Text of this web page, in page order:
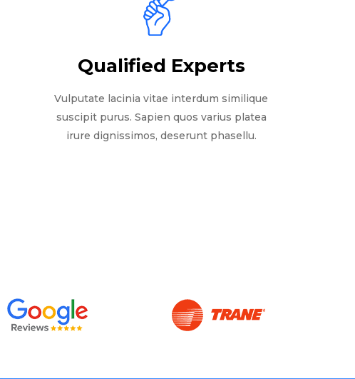
Qualified Experts
Vulputate lacinia vitae interdum similique
suscipit purus. Sapien quos varius platea
irure dignissimos, deserunt phasellu.